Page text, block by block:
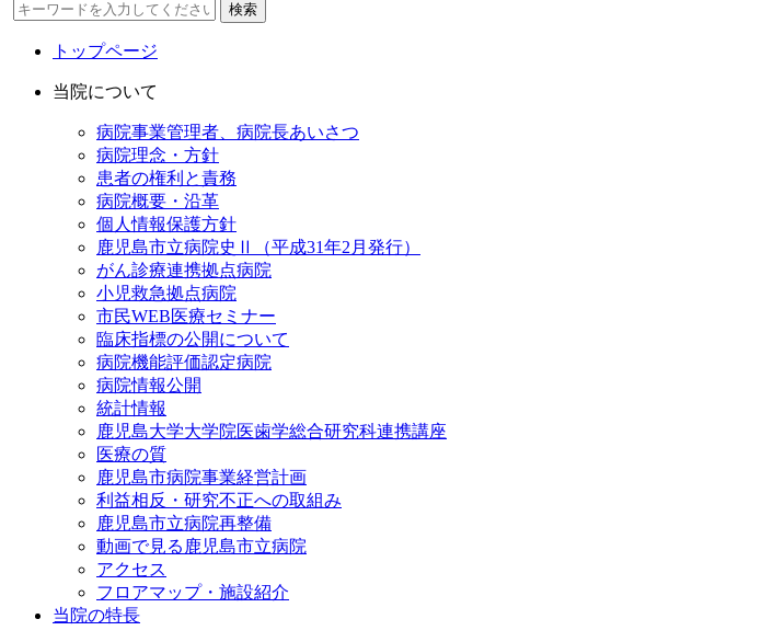
検索
トップページ
当院について
病院事業管理者、病院長あいさつ
病院理念・方針
患者の権利と責務
病院概要・沿革
個人情報保護方針
鹿児島市立病院史Ⅱ（平成31年2月発行）
がん診療連携拠点病院
小児救急拠点病院
市民WEB医療セミナー
臨床指標の公開について
病院機能評価認定病院
病院情報公開
統計情報
鹿児島大学大学院医歯学総合研究科連携講座
医療の質
鹿児島市病院事業経営計画
利益相反・研究不正への取組み
鹿児島市立病院再整備
動画で見る鹿児島市立病院
アクセス
フロアマップ・施設紹介
当院の特長